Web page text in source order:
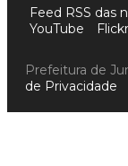
Feed RSS das
YouTube
Flickr
Prefeitura de
de Privacidade